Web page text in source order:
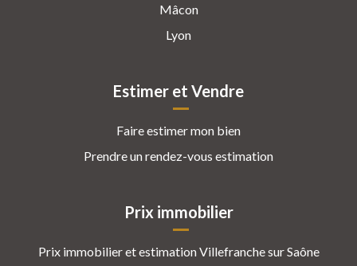
Mâcon
Lyon
Estimer et Vendre
Faire estimer mon bien
Prendre un rendez-vous estimation
Prix immobilier
Prix immobilier et estimation Villefranche sur Saône